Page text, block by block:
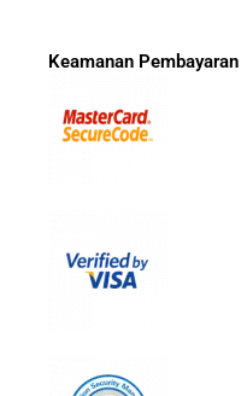
Keamanan Pembayaran